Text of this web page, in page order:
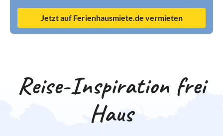
Jetzt auf Ferienhausmiete.de vermieten
Reise-Inspiration frei
Haus